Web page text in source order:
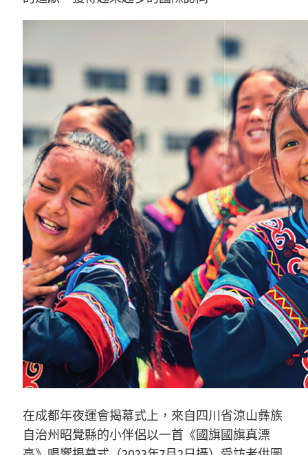
在成都年夜運會揭幕式上，來自四川省涼山彝族
自治州昭覺縣的小伴侶以一首《國旗國旗真漂